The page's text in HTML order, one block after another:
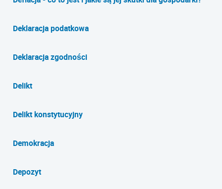
Deklaracja podatkowa
Deklaracja zgodności
Delikt
Delikt konstytucyjny
Demokracja
Depozyt